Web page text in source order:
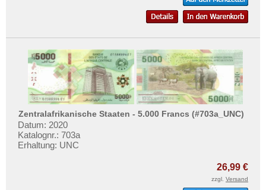
Zentralafrikanische Staaten - 5.000 Francs (#703a_UNC)
Datum: 2020
Katalognr.: 703a
Erhaltung: UNC
26,99 €
zzgl. Versand